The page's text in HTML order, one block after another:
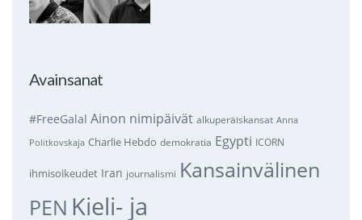
Avainsanat
#FreeGalal Ainon nimipäivät alkuperäiskansat Anna
Politkovskaja Charlie Hebdo demokratia Egypti ICORN
ihmisoikeudet Iran journalismi Kansainvälinen
PEN Kieli- ja